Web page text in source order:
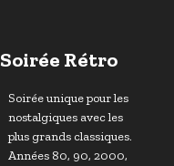
Soirée Rétro
Soirée unique pour les
nostalgiques avec les
plus grands classiques.
Années 80, 90, 2000,